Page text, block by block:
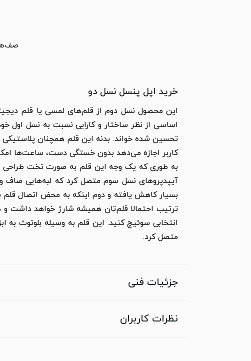
خرید اپل پنسل نسل دو
این محصول نسل دوم از قلم‌های لمسی یا قلم
کاربر اجازه می‌دهد بدون خستگی دست، ساعت‌ها
به طوری که یک وجه این قلم به صورت تخت
آیپدپروهای نسل سوم متصل کرد که لبه‌هایی صاف
بسیار کاهش یافته و دوم اینکه به محض اتصال قلم
ترتیب احتمالا قلم‌تان همیشه شارژ خواهد داشت
انتخابی سوئیچ کنید. این قلم به وسیله بلوتوث به
متصل کرد.
جزئیات فنی
نظرات کاربران